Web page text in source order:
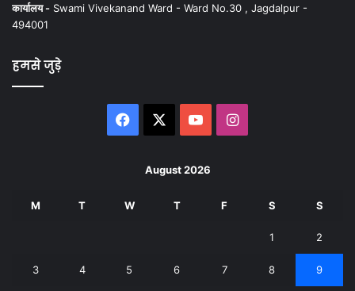
कार्यालय - Swami Vivekanand Ward - Ward No.30 , Jagdalpur -
494001
हमसे जुड़े
Facebook YouTubeInstagram
August 2026
M T W T F S S
1 2
3 4 5 6 7 8 9